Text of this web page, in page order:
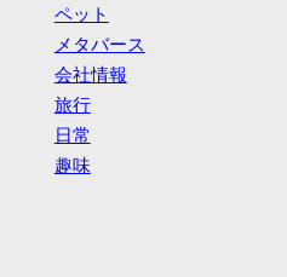
ペット
メタバース
会社情報
旅行
日常
趣味